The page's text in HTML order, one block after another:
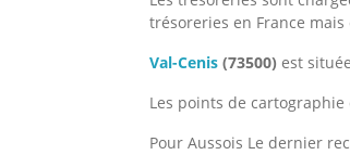
trésoreries en France
Val-Cenis (73500) est
Les points de cartographie
Pour Aussois Le dernier